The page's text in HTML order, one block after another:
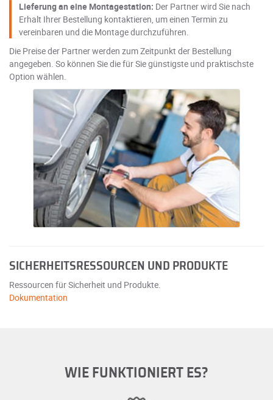
Lieferung an eine Montagestation: Der Partner wird Sie nach
Erhalt Ihrer Bestellung kontaktieren, um einen Termin zu
vereinbaren und die Montage durchzuführen.
Die Preise der Partner werden zum Zeitpunkt der Bestellung
angegeben. So können Sie die für Sie günstigste und praktischste
Option wählen.
SICHERHEITSRESSOURCEN UND PRODUKTE
Ressourcen für Sicherheit und Produkte.
Dokumentation
WIE FUNKTIONIERT ES?